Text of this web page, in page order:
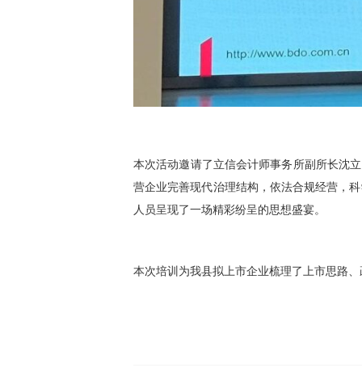
本次活动邀请了立信会计师事务所副所长沈
营企业完善现代治理结构，依法合规经营，
人员呈现了一场精彩纷呈的思想盛宴。
本次培训为我县拟上市企业梳理了上市思路